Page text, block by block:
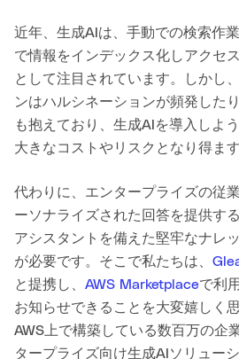
近年、生成AIは、手動での検索作
で情報をインデックス化しアクセ
として注目されています。しかし
ンはハルシネーションが頻発した
も抱えており、生成AIを導入しよ
大きなコストやリスクとなり得ます
代わりに、エンタープライズの従
ーソナライズされた回答を提供す
アシスタントを備えた堅牢なナレ
が必要です。そこで私たちは、
と提携し、 AWS Marketplaceで利
お知らせできることを大変嬉しく
AWS上で構築している数百万の企
タープライズ向け生成AIソリュー